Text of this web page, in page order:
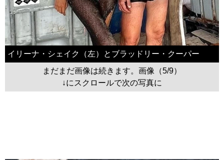
イリーナ・シェイク（左）とブラッドリー・クーパー
まだまだ画像は続きます。画像（5/9）
↓にスクロールで次の写真に